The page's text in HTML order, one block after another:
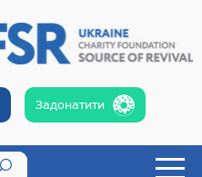
Задонатити